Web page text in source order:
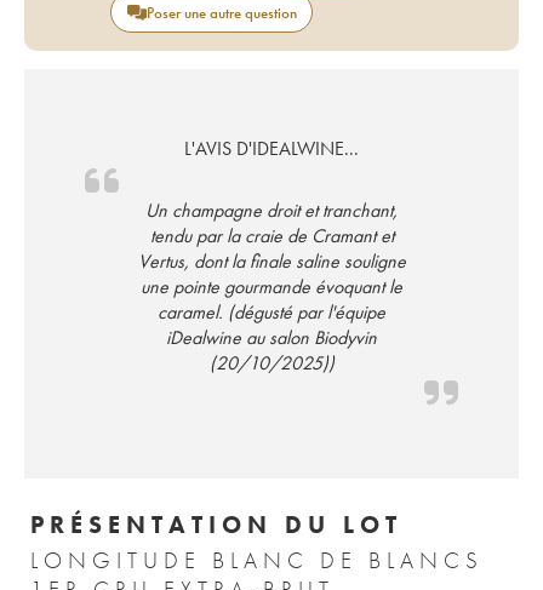
Poser une autre question
L'AVIS D'IDEALWINE...
Un champagne droit et tranchant,
tendu par la craie de Cramant et
Vertus, dont la finale saline souligne
une pointe gourmande évoquant le
caramel. (dégusté par l'équipe
iDealwine au salon Biodyvin
(20/10/2025))
PRÉSENTATION DU LOT
LONGITUDE BLANC DE BLANCS